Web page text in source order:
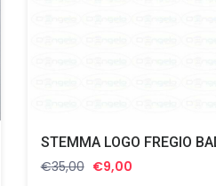
€35,00 Il€9,00Il